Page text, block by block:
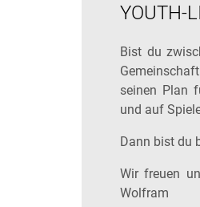
YOUTH-
Bist du
seinen Plan
und auf
Dann bist du
Wir freuen
Wolfram